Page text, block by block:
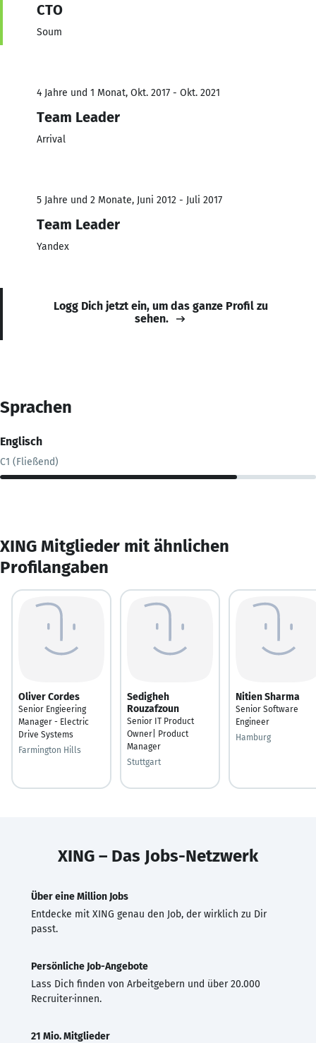
CTO
Soum
4 Jahre und 1 Monat, Okt. 2017 - Okt. 2021
Team Leader
Arrival
5 Jahre und 2 Monate, Juni 2012 - Juli 2017
Team Leader
Yandex
Logg Dich jetzt ein, um das ganze Profil zu
sehen.
Sprachen
Englisch
C1 (Fließend)
XING Mitglieder mit ähnlichen
Profilangaben
Oliver Cordes
Senior Engieering
Manager - Electric
Drive Systems
Farmington Hills
Sedigheh
Rouzafzoun
Senior IT Product
Owner| Product
Manager
Stuttgart
Nitien Sharma
Senior Software
Engineer
Hamburg
XING – Das Jobs-Netzwerk
Über eine Million Jobs
Entdecke mit XING genau den Job, der wirklich zu Dir
passt.
Persönliche Job-Angebote
Lass Dich finden von Arbeitgebern und über 20.000
Recruiter·innen.
21 Mio. Mitglieder